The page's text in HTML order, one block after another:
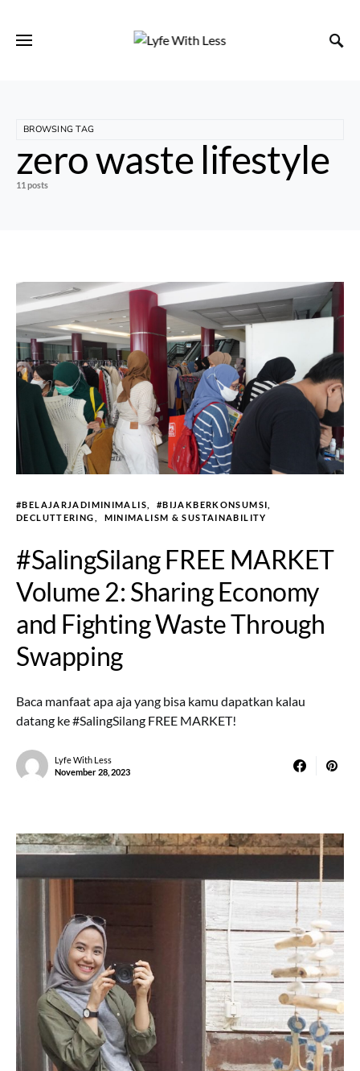
BROWSING TAG
zero waste lifestyle
11 posts
#BELAJARJADIMINIMALIS
#BIJAKBERKONSUMSI
DECLUTTERING
MINIMALISM & SUSTAINABILITY
#SalingSilang FREE MARKET
Volume 2: Sharing Economy
and Fighting Waste Through
Swapping
Baca manfaat apa aja yang bisa kamu dapatkan kalau
datang ke #SalingSilang FREE MARKET!
Lyfe With Less
November 28, 2023